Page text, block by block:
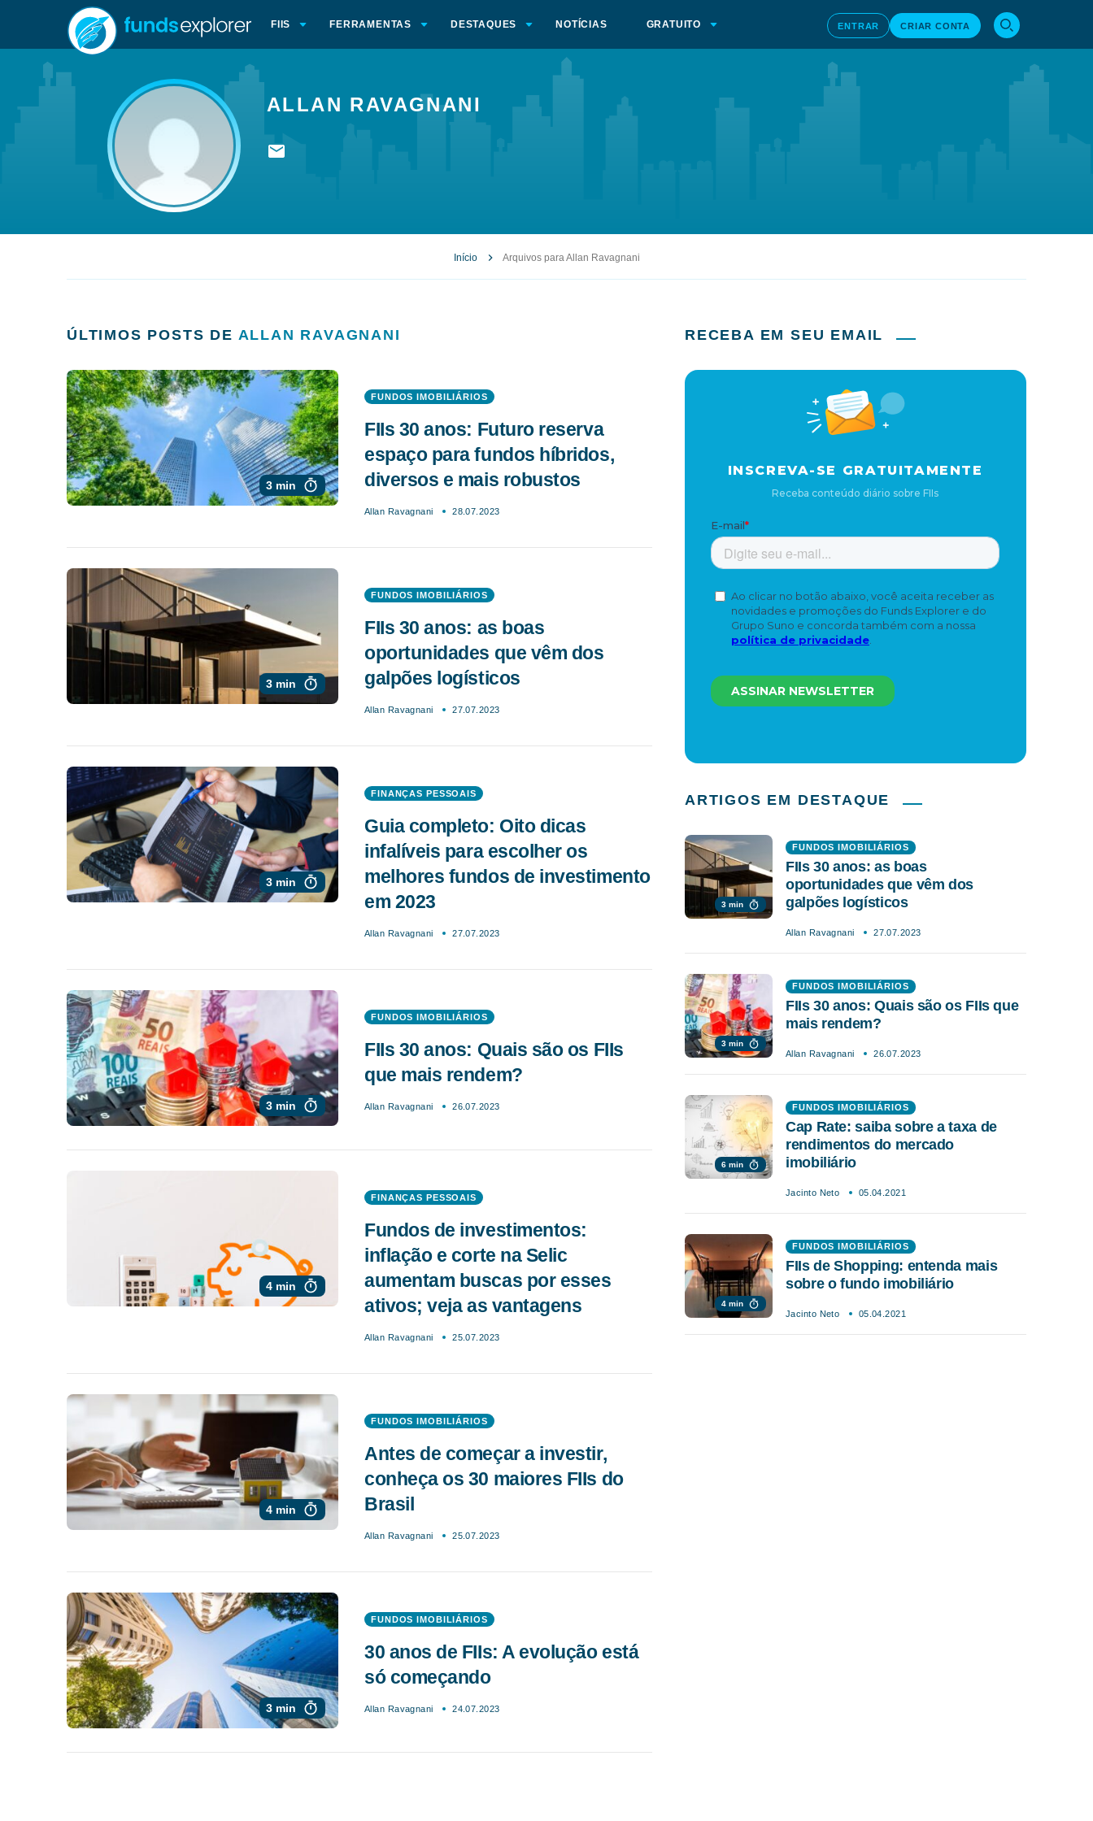
FIIS FERRAMENTAS DESTAQUES NOTÍCIAS GRATUITO ENTRAR CRIAR CONTA
ALLAN RAVAGNANI
Início Arquivos para Allan Ravagnani
ÚLTIMOS POSTS DE ALLAN RAVAGNANI
3 min
FUNDOS IMOBILIÁRIOS
FIIs 30 anos: Futuro reserva
espaço para fundos híbridos,
diversos e mais robustos
Allan Ravagnani 28.07.2023
3 min
FUNDOS IMOBILIÁRIOS
FIIs 30 anos: as boas
oportunidades que vêm dos
galpões logísticos
Allan Ravagnani 27.07.2023
3 min
FINANÇAS PESSOAIS
Guia completo: Oito dicas
infalíveis para escolher os
melhores fundos de investimento
em 2023
Allan Ravagnani 27.07.2023
3 min
FUNDOS IMOBILIÁRIOS
FIIs 30 anos: Quais são os FIIs
que mais rendem?
Allan Ravagnani 26.07.2023
4 min
FINANÇAS PESSOAIS
Fundos de investimentos:
inflação e corte na Selic
aumentam buscas por esses
ativos; veja as vantagens
Allan Ravagnani 25.07.2023
4 min
FUNDOS IMOBILIÁRIOS
Antes de começar a investir,
conheça os 30 maiores FIIs do
Brasil
Allan Ravagnani 25.07.2023
3 min
FUNDOS IMOBILIÁRIOS
30 anos de FIIs: A evolução está
só começando
Allan Ravagnani 24.07.2023
RECEBA EM SEU EMAIL
INSCREVA-SE GRATUITAMENTE
Receba conteúdo diário sobre FIIs
ARTIGOS EM DESTAQUE
3 min
FUNDOS IMOBILIÁRIOS
FIIs 30 anos: as boas
oportunidades que vêm dos
galpões logísticos
Allan Ravagnani 27.07.2023
3 min
FUNDOS IMOBILIÁRIOS
FIIs 30 anos: Quais são os FIIs que
mais rendem?
Allan Ravagnani 26.07.2023
6 min
FUNDOS IMOBILIÁRIOS
Cap Rate: saiba sobre a taxa de
rendimentos do mercado
imobiliário
Jacinto Neto 05.04.2021
4 min
FUNDOS IMOBILIÁRIOS
FIIs de Shopping: entenda mais
sobre o fundo imobiliário
Jacinto Neto 05.04.2021